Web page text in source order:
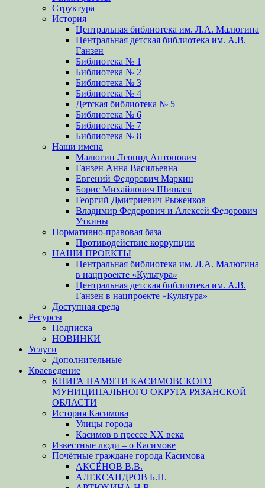
Структура
История
Центральная библиотека им. Л.А. Малюгина
Центральная детская библиотека им. А.В.
Ганзен
Библиотека № 1
Библиотека № 2
Библиотека № 3
Библиотека № 4
Детская библиотека № 5
Библиотека № 6
Библиотека № 7
Библиотека № 8
Наши имена
Малюгин Леонид Антонович
Ганзен Анна Васильевна
Евгений Федорович Маркин
Борис Михайлович Шишаев
Георгий Дмитриевич Рыженков
Владимир Федорович и Алексей Федорович
Уткины
Нормативно-правовая база
Противодействие коррупции
НАШИ ПРОЕКТЫ
Центральная библиотека им. Л.А. Малюгина
в нацпроекте «Культура»
Центральная детская библиотека им. А.В.
Ганзен в нацпроекте «Культура»
Доступная среда
Ресурсы
Подписка
НОВИНКИ
Услуги
Дополнительные
Краеведение
КНИГА ПАМЯТИ КАСИМОВСКОГО
МУНИЦИПАЛЬНОГО ОКРУГА РЯЗАНСКОЙ
ОБЛАСТИ
История Касимова
Улицы города
Касимов в прессе XX века
Известные люди – о Касимове
Почётные граждане города Касимова
АКСЁНОВ В.В.
АЛЕКСАНДРОВ Б.Н.